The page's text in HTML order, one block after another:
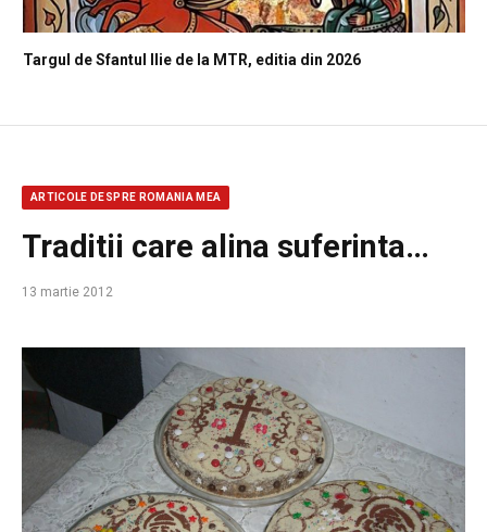
Targul de Sfantul Ilie de la MTR, editia din 2026
ARTICOLE DESPRE ROMANIA MEA
Traditii care alina suferinta…
13 martie 2012